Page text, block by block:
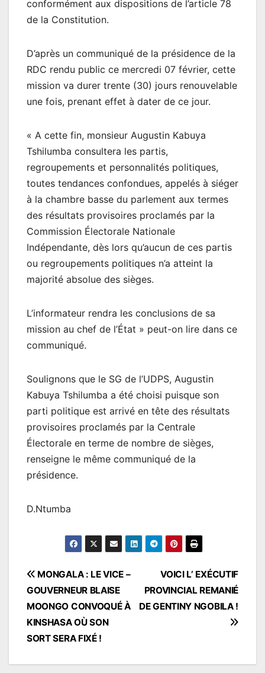
conformément aux dispositions de l’article 78
de la Constitution.
D’après un communiqué de la présidence de la
RDC rendu public ce mercredi 07 février, cette
mission va durer trente (30) jours renouvelable
une fois, prenant effet à dater de ce jour.
« A cette fin, monsieur Augustin Kabuya
Tshilumba consultera les partis,
regroupements et personnalités politiques,
toutes tendances confondues, appelés à siéger
à la chambre basse du parlement aux termes
des résultats provisoires proclamés par la
Commission Électorale Nationale
Indépendante, dès lors qu’aucun de ces partis
ou regroupements politiques n’a atteint la
majorité absolue des sièges.
L’informateur rendra les conclusions de sa
mission au chef de l’État » peut-on lire dans ce
communiqué.
Soulignons que le SG de l’UDPS, Augustin
Kabuya Tshilumba a été choisi puisque son
parti politique est arrivé en tête des résultats
provisoires proclamés par la Centrale
Électorale en terme de nombre de sièges,
renseigne le même communiqué de la
présidence.
D.Ntumba
Navigation
de
l’article
VOICI L’ EXÉCUTIF
PROVINCIAL REMANIÉ
DE GENTINY NGOBILA !
MONGALA : LE VICE –
GOUVERNEUR BLAISE
MOONGO CONVOQUÉ À
KINSHASA OÙ SON
SORT SERA FIXÉ !